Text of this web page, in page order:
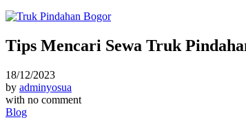
Tips Mencari Sewa Truk
18/12/2023
by adminyosua
with no comment
Blog